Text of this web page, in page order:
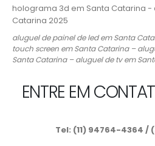
aluguel de painel de led em Santa
touch screen em Santa Catarina –
Santa Catarina – aluguel de tv em
ENTRE EM
Tel: (11) 94764-4364 /